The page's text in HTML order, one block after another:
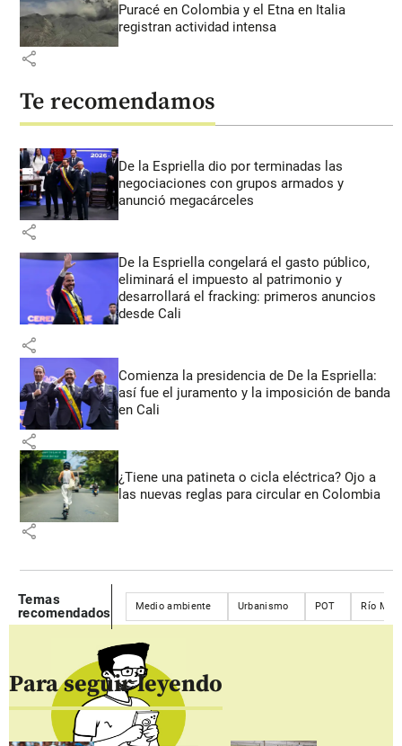
Puracé en Colombia y el Etna en Italia
registran actividad intensa
share
Te recomendamos
De la Espriella dio por terminadas las
negociaciones con grupos armados y
anunció megacárceles
share
De la Espriella congelará el gasto público,
eliminará el impuesto al patrimonio y
desarrollará el fracking: primeros anuncios
desde Cali
share
Comienza la presidencia de De la Espriella:
así fue el juramento y la imposición de banda
en Cali
share
¿Tiene una patineta o cicla eléctrica? Ojo a
las nuevas reglas para circular en Colombia
share
Temas
recomendados
Medio ambiente Urbanismo POT Río
Para seguir leyendo